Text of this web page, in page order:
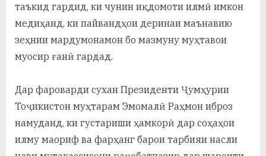
таъкид гардид, ки чунин иқдомоти илмӣ имкон
медиҳанд, ки пайвандҳои деринаи маънавию
зеҳнии мардумонамон бо мазмуну муҳтавои
муосир ғанӣ гардад.
Дар фароварди сухан Президенти Ҷумҳурии
Тоҷикистон муҳтарам Эмомалӣ Раҳмон иброз
намуданд, ки густариши ҳамкорӣ дар соҳаҳои
илму маориф ва фарҳанг барои тарбияи насли